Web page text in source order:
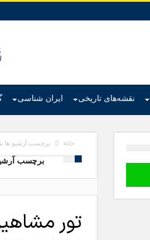
نقشه‌های تاریخی ایران شناسی
خانه برچسب آرشیو ها
برچسب
تور